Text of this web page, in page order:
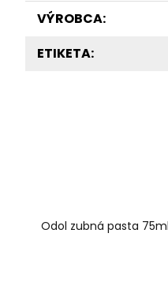
VÝROBCA:
ETIKETA:
Odol zubná pasta